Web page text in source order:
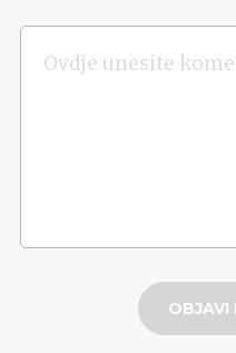
OBJAVI